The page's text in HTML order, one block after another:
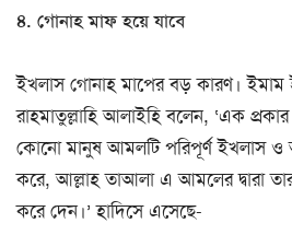
৪. গোনাহ মাফ হয়ে যাবে
ইখলাস গোনাহ মাপের বড় কারণ। ইমাম
রাহমাতুল্লাহি আলাইহি বলেন, ‘এক
কোনো মানুষ আমলটি পরিপূর্ণ ইখলাস ও
করে, আল্লাহ তাআলা এ আমলের দ্বারা
করে দেন।’ হাদিসে এসেছে-